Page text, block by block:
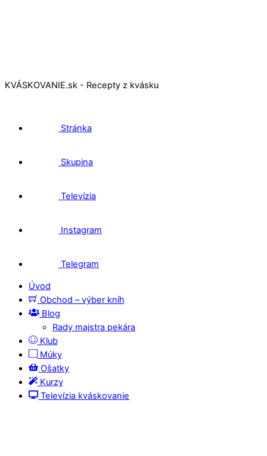
KVÁSKOVANIE.sk - Recepty z kvásku
Stránka
Skupina
Televízia
Instagram
Telegram
Úvod
Obchod – výber kníh
Blog
Rady majstra pekára
Klub
Múky
Ošatky
Kurzy
Televízia kváskovanie